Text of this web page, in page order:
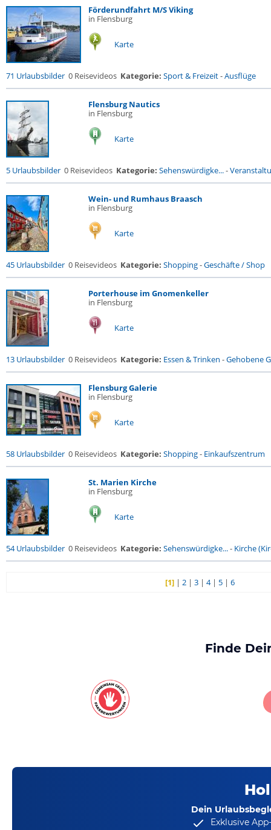
Förderundfahrt M/S Viking
in Flensburg
Karte
71 Urlaubsbilder 0 Reisevideos Kategorie: Sport & Freizeit-Ausflüge
Flensburg Nautics
in Flensburg
Karte
5 Urlaubsbilder 0 Reisevideos Kategorie: Sehenswürdigke...-
Wein- und Rumhaus Braasch
in Flensburg
Karte
45 Urlaubsbilder 0 Reisevideos Kategorie: Shopping-Geschäfte / Shop
Porterhouse im Gnomenkeller
in Flensburg
Karte
13 Urlaubsbilder 0 Reisevideos Kategorie: Essen & Trinken -Gehobene
Flensburg Galerie
in Flensburg
Karte
58 Urlaubsbilder 0 Reisevideos Kategorie: Shopping- Einkaufszentrum
St. Marien Kirche
in Flensburg
Karte
54 Urlaubsbilder 0 Reisevideos Kategorie: Sehenswürdigke...- Kirche
[1] |2 |3 |4| 5 |6
Finde
Dein
Exklusive